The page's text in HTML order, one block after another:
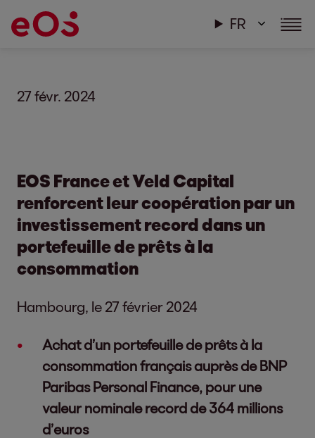
FR
27 févr. 2024
EOS France et Veld Capital
renforcent leur coopération par un
investissement record dans un
portefeuille de prêts à la
consommation
Hambourg, le 27 février 2024
Achat d’un portefeuille de prêts à la
consommation français auprès de BNP
Paribas Personal Finance, pour une
valeur nominale record de 364 millions
d’euros